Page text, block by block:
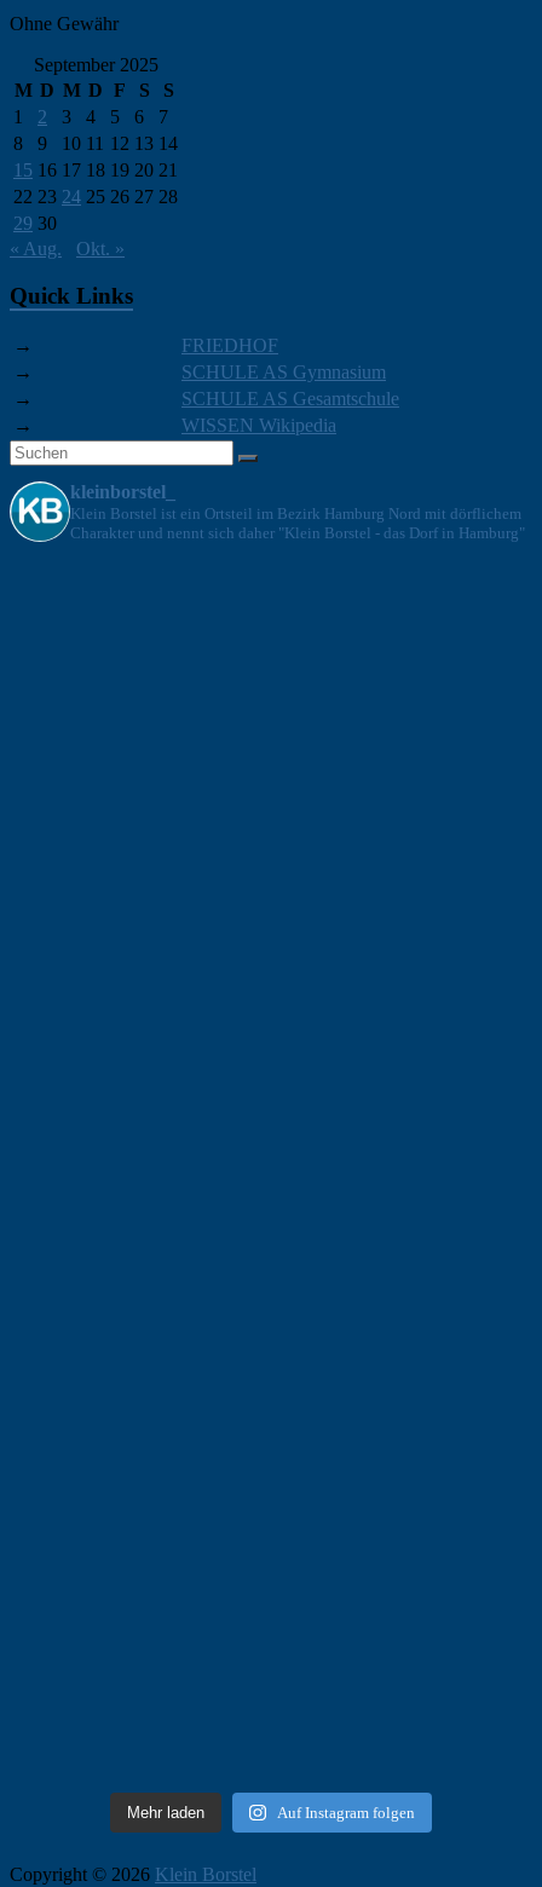
Ohne Gewähr
September 2025
M D M D F S
S
1
2 3 4 5 6
7
8
9 10 11 12 13 14
15 16 17 18 19 20 21
22 23 24 25 26 27 28
29 30
« Aug.
Okt. »
Quick Links
→
FRIEDHOF
→
SCHULE AS Gymnasium
→
SCHULE AS Gesamtschule
→
WISSEN Wikipedia
kleinborstel_
Klein Borstel ist ein Ortsteil im Bezirk Hamburg Nord mit dörflichem
Charakter und nennt sich daher "Klein Borstel - das Dorf in Hamburg"
Mehr laden Auf Instagram folgen
Copyright © 2026 Klein Borstel